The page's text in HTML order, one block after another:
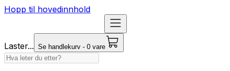
Hopp til hovedinnhold
Laster... Se handlekurv - 0 vare